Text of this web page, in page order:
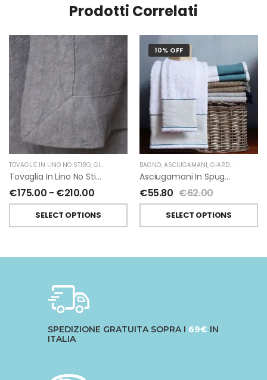
Prodotti Correlati
TOVAGLIE IN LINO NO STIRO, GIARDINO SEGRETO
Tovaglia In Lino No Stiro Giardino Segreto
€175.00 - €210.00
SELECT OPTIONS
10% OFF
BAGNO, ASCIUGAMANI, GIARDINO SEGRETO
Asciugamani In Spugna E Lino Di Giardino Segreto
€55.80 €62.00
SELECT OPTIONS
SPEDIZIONE GRATUITA SOPRA I 69€ IN
ITALIA